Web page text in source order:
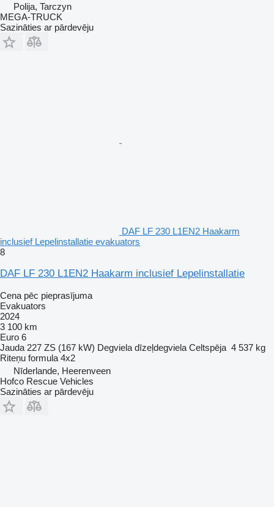
Polija, Tarczyn
MEGA-TRUCK
Sazināties ar pārdevēju
DAF LF 230 L1EN2 Haakarm
inclusief Lepelinstallatie evakuators
8
DAF LF 230 L1EN2 Haakarm inclusief Lepelinstallatie
Cena pēc pieprasījuma
Evakuators
2024
3 100 km
Euro 6
Jauda 227 ZS (167 kW) Degviela dīzeļdegviela Celtspēja 4 537 kg
Riteņu formula 4x2
Nīderlande, Heerenveen
Hofco Rescue Vehicles
Sazināties ar pārdevēju